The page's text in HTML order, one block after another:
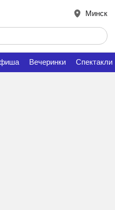
Минск
Вечеринки Спектакли